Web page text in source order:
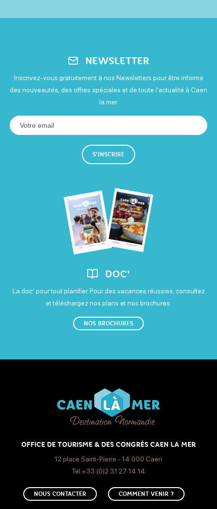
NEWSLETTER
Inscrivez-vous gratuitement à nos Newsletters pour être informé
des nouveautés, des offres spéciales et de toute l'actualité à Caen
la mer.
S'INSCRIRE
DOC'
La doc’ pour tout planifier. Pour des vacances réussies, consultez
et téléchargez nos plans et nos brochures.
NOS BROCHURES
OFFICE DE TOURISME & DES CONGRÈS CAEN LA MER
12 place Saint-Pierre - 14 000 Caen
Tél.+33 (0)2 31 27 14 14
NOUS CONTACTER COMMENT VENIR ?